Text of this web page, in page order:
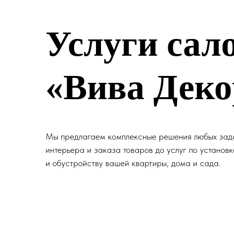
Услуги
«Вива
Мы предлагаем комплексные решения любых
интерьера и заказа товаров до услуг по
и обустройству вашей квартиры, дома и сада.